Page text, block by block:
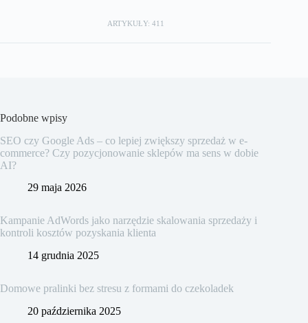
ARTYKUŁY: 411
Podobne wpisy
SEO czy Google Ads – co lepiej zwiększy sprzedaż w e-
commerce? Czy pozycjonowanie sklepów ma sens w dobie
AI?
29 maja 2026
Kampanie AdWords jako narzędzie skalowania sprzedaży i
kontroli kosztów pozyskania klienta
14 grudnia 2025
Domowe pralinki bez stresu z formami do czekoladek
20 października 2025